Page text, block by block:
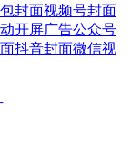
封面视频号封面
开屏广告公众号
抖音封面微信视